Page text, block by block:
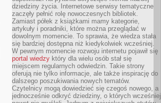
dziedziny życia. Internetowe serwisy tematyczne
zaczęły pełnić rolę nowoczesnych bibliotek.
Zamiast półek z książkami mamy kategorie,
artykuły i poradniki, które można przeglądać w
dowolnym momencie. To sprawia, że wiedza stała
się bardziej dostępna niż kiedykolwiek wcześniej.
W pewnym momencie rozwoju internetu pojawił się
portal wiedzy który dla wielu osób stał się
miejscem regularnych odwiedzin. Takie strony
oferują nie tylko informacje, ale także inspirację do
dalszego poszukiwania nowych tematów.
Czytelnicy mogą dowiedzieć się czegoś nowego, a
jednocześnie odkryć dziedziny, o których wcześniej